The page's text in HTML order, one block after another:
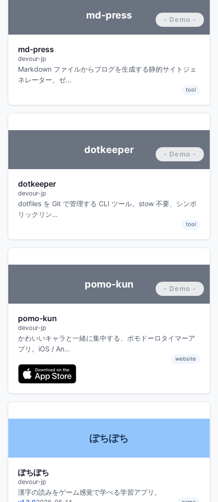
md-press
md-press
devour-jp
Markdown ファイルからブログを生成する静的サイトジェ
ネレーター。ゼ…
tool
dotkeeper
dotkeeper
devour-jp
dotfiles を Git で管理する CLI ツール。stow 不要、シンボ
リックリン…
tool
pomo-kun
pomo-kun
devour-jp
かわいいキャラと一緒に集中する、ポモドーロタイマーア
プリ。iOS / An…
website
ぽちぽち
ぽちぽち
devour-jp
漢字の読みをゲーム感覚で学べる学習アプリ。